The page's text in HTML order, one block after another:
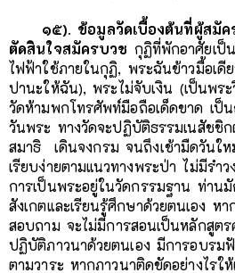
๑๕). ข้อมูลวัดเบื้องต้นที่ผู้สมั
ตัดสินใจสมัครบวช กุฏิที่พักอาศัยเป็
ไฟฟ้าใช้ภายในกุฏิ, พระฉันข้าวมื้อเ
ปานะให้ฉัน), พระไม่จับเงิน (เป็นพร
วัดห้ามพกโทรศัพท์มือถือเด็ดขาด เป็
วันพระ ทางวัดจะปฏิบัติธรรมเนสัชชิ
สมาธิ เดินจงกรม จนถึงเช้ามืดวันใ
เรียบง่ายตามแนวทางพระป่า ไม่มีรำ
การเป็นพระอยู่ในวัดกรรมฐาน ท่าน
สังเกตและเรียนรู้ศึกษาด้วยตนเอง หา
สอบถาม จะไม่มีการสอนเป็นหลักสูต
ปฏิบัติภาวนาด้วยตนเอง มีการอบรม
ตามวาระ หากภาวนาติดขัดอย่างไรใ